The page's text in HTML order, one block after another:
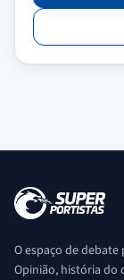
O espaço de
Opinião, história do